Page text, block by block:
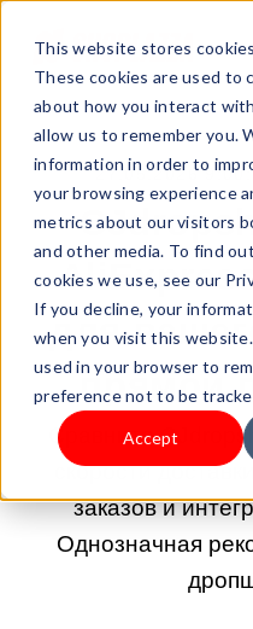
This website stores
These cookies are used to
about how you interact
allow us to remember you.
information in order to
your browsing experience
metrics about our visitors
and other media. To find
cookies we use, see our
If you decline, your
when you visit this
used in your browser to
preference not to be
Accept
27.05.2026
для
прямой
Сравните
скорости
заказов и
Однозначная